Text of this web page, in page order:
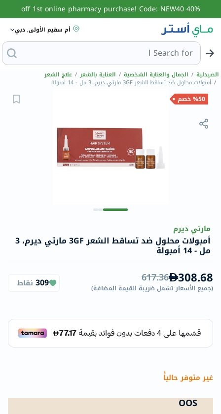
40% off 1st online pharmacy purchase! Code: NEW40
أم سقيم الأولى, دبي
Search for البحث عن مزي
الصيدلية / الجمال والعناية الشخصية / العناية بالشعر / علاج الشعر
/ أمبولات محلول ضد تساقط الشعر 3GF مارتي ديرم، 3 مل - 14 أمبولة
%50 خصم
مارتي ديرم
أمبولات محلول ضد تساقط الشعر 3GF مارتي ديرم، 3
مل - 14 أمبولة
308.68
617.36
(جميع الأسعار تشمل ضريبة القيمة المضافة)
309 نقاط
غير متوفر حالياًً
OOS